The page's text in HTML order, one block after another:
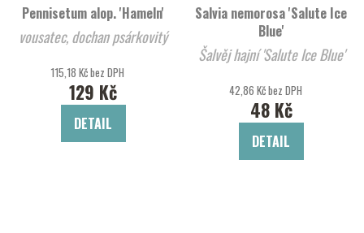
Pennisetum alop. 'Hameln'
vousatec, dochan psárkovitý
115,18 Kč bez DPH
129 Kč
DETAIL
Salvia nemorosa 'Salute Ice
Blue'
Šalvěj hajní 'Salute Ice Blue'
42,86 Kč bez DPH
48 Kč
DETAIL